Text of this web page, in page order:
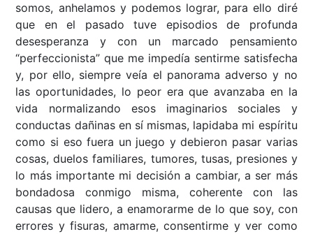
somos, anhelamos y podemos lograr, para ello diré
que en el pasado tuve episodios de profunda
desesperanza y con un marcado pensamiento
“perfeccionista” que me impedía sentirme satisfecha
y, por ello, siempre veía el panorama adverso y no
las oportunidades, lo peor era que avanzaba en la
vida normalizando esos imaginarios sociales y
conductas dañinas en sí mismas, lapidaba mi espíritu
como si eso fuera un juego y debieron pasar varias
cosas, duelos familiares, tumores, tusas, presiones y
lo más importante mi decisión a cambiar, a ser más
bondadosa conmigo misma, coherente con las
causas que lidero, a enamorarme de lo que soy, con
errores y fisuras, amarme, consentirme y ver como